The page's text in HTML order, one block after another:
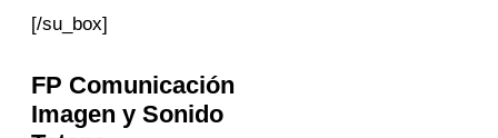
[/su_box]
FP Comunicación
Imagen y Sonido